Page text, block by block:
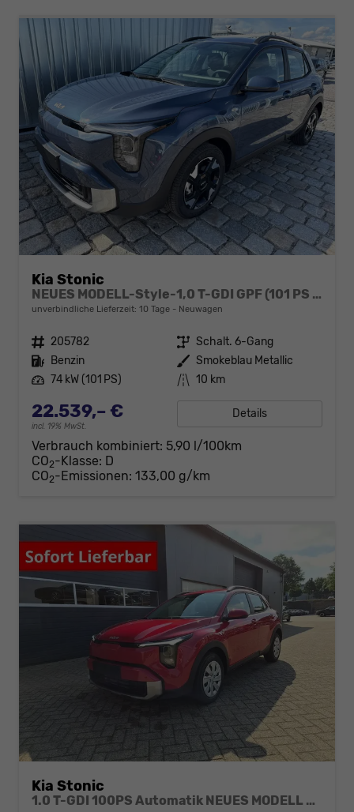
Kia Stonic
NEUES MODELL-Style-1,0 T-GDI GPF (101 PS )-Navi-Sitzheizung-Rückfahrkamera-DAB-Tempomat-Sitzheizung-Fernlichtassistent-2xPDC-Rückfahrkamera-sofort verfügbar
unverbindliche Lieferzeit: 10 Tage Neuwagen
Fahrzeugnr. 205782 Getriebe Schalt. 6-Gang
Kraftstoff Benzin Außenfarbe Smokeblau Metallic
Leistung 74 kW (101 PS) Kilometerstand 10 km
22.539,– €
incl. 19% MwSt.
Details
Verbrauch kombiniert: 5,90 l/100km
CO2-Klasse: D
CO2-Emissionen: 133,00 g/km
Kia Stonic
1.0 T-GDI 100PS Automatik NEUES MODELL Sitzheizung Lenkradheizung PDC v+h Rückf.Kamera Klima Bluetooth Touchscreen Apple CarPlay Android Auto Tempomat